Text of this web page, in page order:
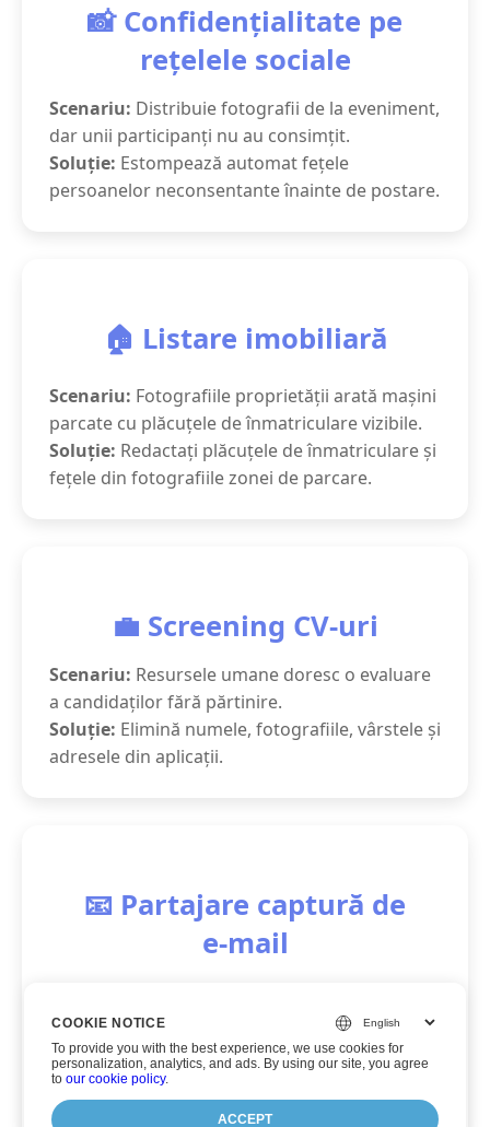
📸 Confidențialitate pe
rețelele sociale
Scenariu: Distribuie fotografii de la eveniment,
dar unii participanți nu au consimțit.
Soluție: Estompează automat fețele
persoanelor neconsentante înainte de postare.
🏠 Listare imobiliară
Scenariu: Fotografiile proprietății arată mașini
parcate cu plăcuțele de înmatriculare vizibile.
Soluție: Redactați plăcuțele de înmatriculare și
fețele din fotografiile zonei de parcare.
💼 Screening CV-uri
Scenariu: Resursele umane doresc o evaluare
a candidaților fără părtinire.
Soluție: Elimină numele, fotografiile, vârstele și
adresele din aplicații.
📧 Partajare captură de
e‑mail
e‑mail ca probă, dar să protejați intimitatea.
Soluție:Redactați adresele de e‑mail,
numerele de telefon și numele din captura de
ecran.
COOKIE NOTICE
To provide you with the best experience, we use cookies for
personalization, analytics, and ads. By using our site, you agree
toour cookie policy.
ACCEPT